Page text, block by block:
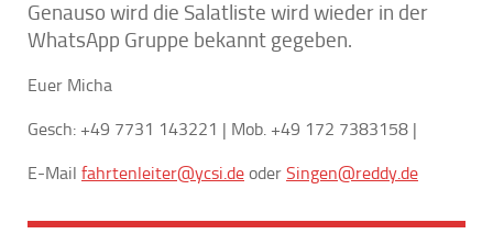
Genauso wird die Salatliste wird wieder in der
WhatsApp Gruppe bekannt gegeben.
Euer Micha
Gesch: +49 7731 143221 | Mob. +49 172 7383158 |
E-Mail fahrtenleiter@ycsi.de oder Singen@reddy.de